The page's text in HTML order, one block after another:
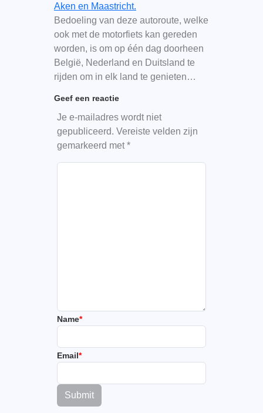
Aken en Maastricht.
Bedoeling van deze autoroute, welke
ook met de motorfiets kan gereden
worden, is om op één dag doorheen
België, Nederland en Duitsland te
rijden om in elk land te genieten…
Geef een reactie
Je e-mailadres wordt niet
gepubliceerd. Vereiste velden zijn
gemarkeerd met*
Name*
Email*